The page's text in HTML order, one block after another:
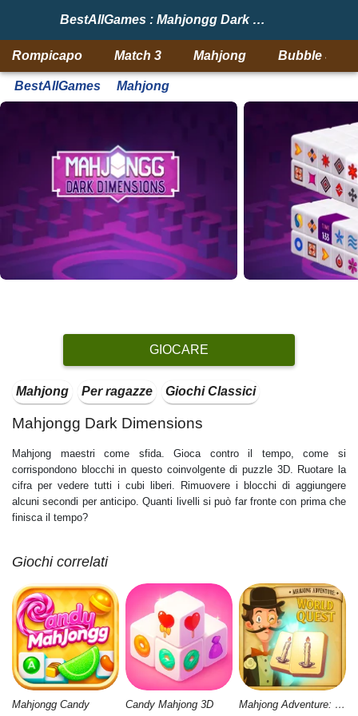
BestAllGames : Mahjongg Dark Dimensions
Rompicapo Match 3 Mahjong Bubble
BestAllGames Mahjong
GIOCARE
Mahjong Per ragazze Giochi Classici
Mahjongg Dark Dimensions
Mahjong maestri come sfida. Gioca contro il tempo, come si
corrispondono blocchi in questo coinvolgente di puzzle 3D. Ruotare la
cifra per vedere tutti i cubi liberi. Rimuovere i blocchi di aggiungere
alcuni secondi per anticipo. Quanti livelli si può far fronte con prima che
finisca il tempo?
Giochi correlati
Mahjongg Candy Candy Mahjong 3D Mahjong Adventure: World Quest